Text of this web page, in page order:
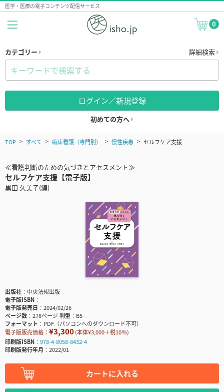
医学・医療の電子コンテンツ配信サービス
0
カテゴリー 詳細検索
ログイン／新規登録
初めての方へ
TOP すべて 臨床看護（専門別） 慢性疾患 セルフケア支援
≪看護判断のための気づきとアセスメント≫
セルフケア支援【電子版】
黒田 久美子(編)
出版社
中央法規出版
電子版ISBN
電子版発売日
2024/02/26
ページ数
278ページ判型
B5
フォーマット
PDF（パソコンへのダウンロード不可）
電子版販売価格： ¥3,300(本体¥3,000＋税10％)
印刷版ISBN
978-4-8058-8432-4
印刷版発行年月
2022/01
カートに入れる